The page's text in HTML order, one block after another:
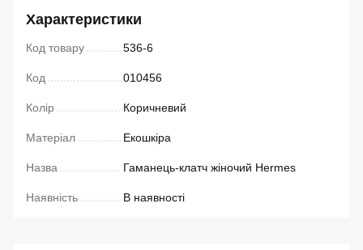
Характеристики
Код товару 536-6
Код 010456
Колір Коричневий
Матеріал Екошкіра
Назва Гаманець-клатч жіночий Hermes
Наявність В наявності